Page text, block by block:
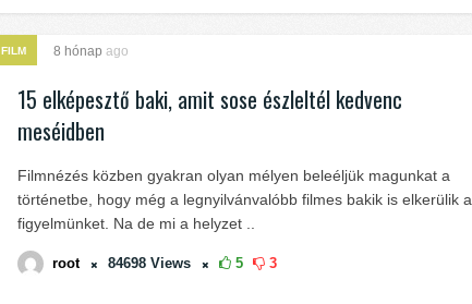
FILM 8 hónap ago
15 elképesztő baki, amit sose észleltél kedvenc
meséidben
Filmnézés közben gyakran olyan mélyen beleéljük magunkat a
történetbe, hogy még a legnyilvánvalóbb filmes bakik is elkerülik a
figyelmünket. Na de mi a helyzet ..
root 84698 Views 5 3